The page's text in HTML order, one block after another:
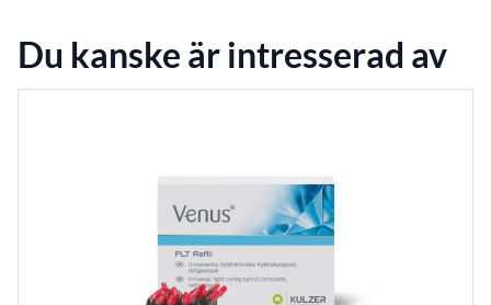
Du kanske är intresserad av